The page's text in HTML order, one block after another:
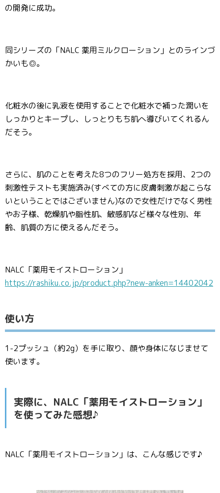
の開発に成功。
同シリーズの「NALC 薬用ミルクローション」とのラインづ
かいも◎。
化粧水の後に乳液を使用することで化粧水で補った潤いを
しっかりとキープし、しっとりもち肌へ導びいてくれるん
だそう。
さらに、肌のことを考えた8つのフリー処方を採用、2つの
刺激性テストも実施済み(すべての方に皮膚刺激が起こらな
いということではございません)なので女性だけでなく男性
やお子様、乾燥肌や脂性肌、敏感肌など様々な性別、年
齢、肌質の方に使えるんだそう。
NALC「薬用モイストローション」
https://rashiku.co.jp/product.php?new-anken=14402042
使い方
1-2プッシュ（約2g）を手に取り、顔や身体になじませて
使います。
実際に、NALC「薬用モイストローション」
を使ってみた感想♪
NALC「薬用モイストローション」は、こんな感じです♪